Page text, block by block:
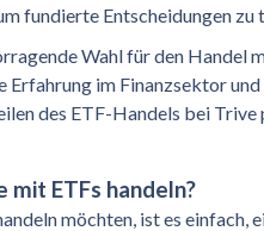
fundierte Entscheidungen zu
Wahl für den Handel
Erfahrung im Finanzsektor
des ETF-Handels bei
mit ETFs handeln?
möchten, ist es einfach,